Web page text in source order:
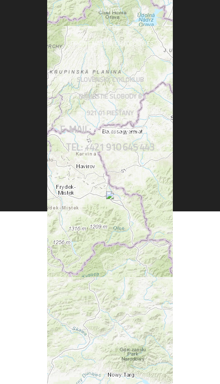
KONTAKT
INFO
UPRAVIŤ NASTAVENIA COOKIES
SLOVENSKÝ CYKLOKLUB
NÁMESTIE SLOBODY 6
921 01 PIEŠŤANY
E-MAIL:OFFICE@CYKLOKLUB.SK
TEL: +421 910 645 443